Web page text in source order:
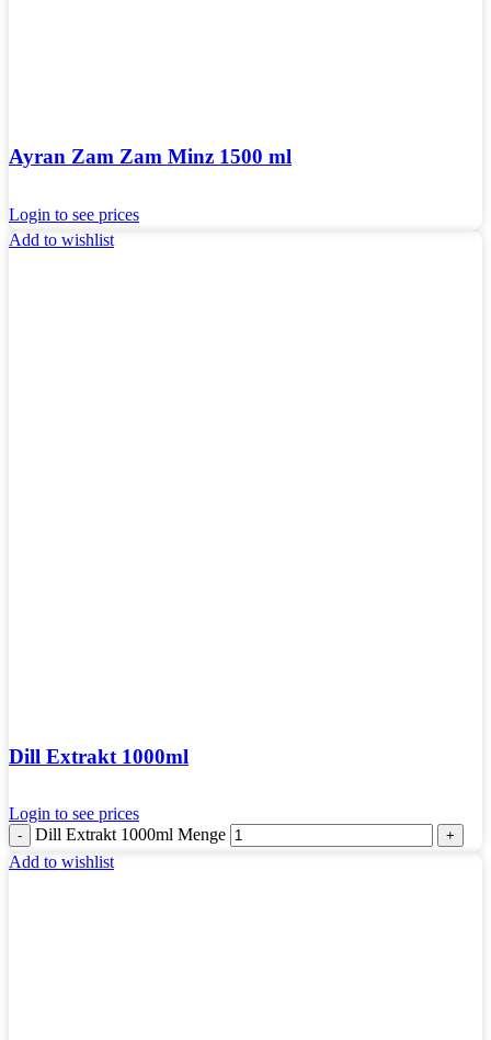
Ayran Zam Zam Minz 1500 ml
Login to see prices
Add to wishlist
Dill Extrakt 1000ml
Login to see prices
Dill Extrakt 1000ml Menge
Add to wishlist